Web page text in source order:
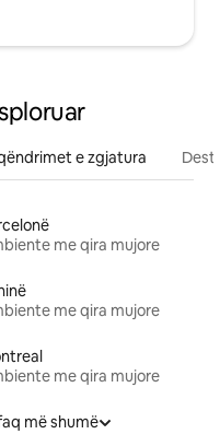
e zgjatura
me qira mujore
me qira mujore
me qira mujore
më shumë